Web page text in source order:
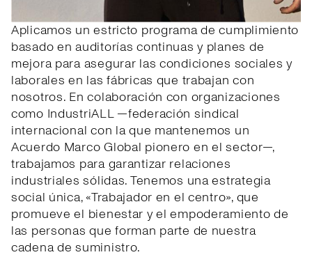
Aplicamos un estricto programa de cumplimiento
basado en auditorías continuas y planes de
mejora para asegurar las condiciones sociales y
laborales en las fábricas que trabajan con
nosotros. En colaboración con organizaciones
como IndustriALL —federación sindical
internacional con la que mantenemos un
Acuerdo Marco Global pionero en el sector—,
trabajamos para garantizar relaciones
industriales sólidas. Tenemos una estrategia
social única, «Trabajador en el centro», que
promueve el bienestar y el empoderamiento de
las personas que forman parte de nuestra
cadena de suministro.